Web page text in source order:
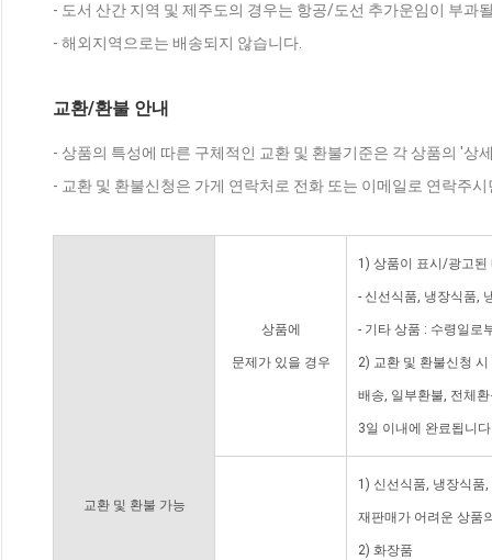
- 도서 산간 지역 및 제주도의 경우는 항공/도선 추가운임이 부과
- 해외지역으로는 배송되지 않습니다.
교환/환불 안내
- 상품의 특성에 따른 구체적인 교환 및 환불기준은 각 상품의 '상
- 교환 및 환불신청은 가게 연락처로 전화 또는 이메일로 연락주
교환 및 환불 가능
상품에
문제가 있을 경우
1) 상품이 표시/광고된
- 신선식품, 냉장식품,
- 기타 상품 : 수령일로
2) 교환 및 환불신청
배송, 일부환불, 전체
3일 이내에 완료됩니
1) 신선식품, 냉장식품
재판매가 어려운 상품
2) 화장품